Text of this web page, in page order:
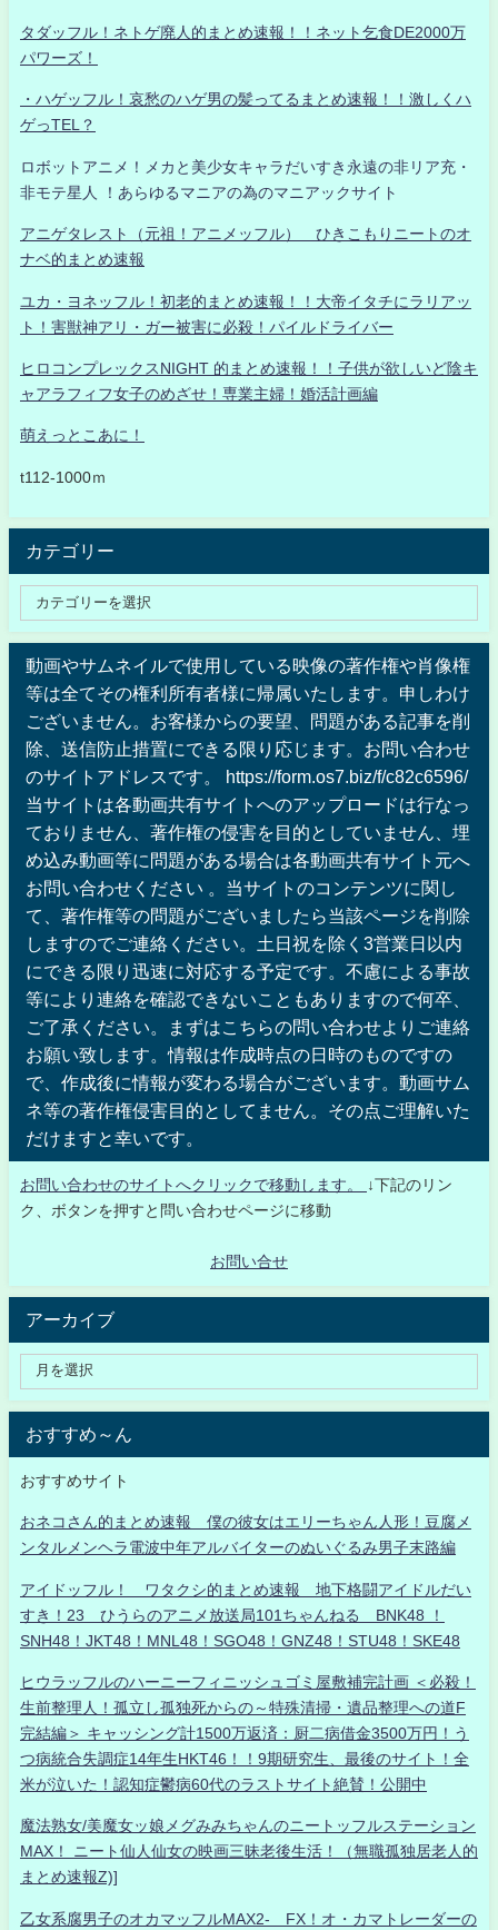
タダッフル！ネトゲ廃人的まとめ速報！！ネット乞食DE2000万
パワーズ！
・ハゲッフル！哀愁のハゲ男の髪ってるまとめ速報！！激しくハ
ゲっTEL？
ロボットアニメ！メカと美少女キャラだいすき永遠の非リア充・
非モテ星人 ！あらゆるマニアの為のマニアックサイト
アニゲタレスト（元祖！アニメッフル） ひきこもりニートのオ
ナベ的まとめ速報
ユカ・ヨネッフル！初老的まとめ速報！！大帝イタチにラリアッ
ト！害獣神アリ・ガー被害に必殺！パイルドライバー
ヒロコンプレックスNIGHT 的まとめ速報！！子供が欲しいど陰キ
ャアラフィフ女子のめざせ！専業主婦！婚活計画編
萌えっとこあに！
t112-1000ｍ
カテゴリー
動画やサムネイルで使用している映像の著作権や肖像権
等は全てその権利所有者様に帰属いたします。申しわけ
ございません。お客様からの要望、問題がある記事を削
除、送信防止措置にできる限り応じます。お問い合わせ
のサイトアドレスです。 https://form.os7.biz/f/c82c6596/
当サイトは各動画共有サイトへのアップロードは行なっ
ておりません、著作権の侵害を目的としていません、埋
め込み動画等に問題がある場合は各動画共有サイト元へ
お問い合わせください 。当サイトのコンテンツに関し
て、著作権等の問題がございましたら当該ページを削除
しますのでご連絡ください。土日祝を除く3営業日以内
にできる限り迅速に対応する予定です。不慮による事故
等により連絡を確認できないこともありますので何卒、
ご了承ください。まずはこちらの問い合わせよりご連絡
お願い致します。情報は作成時点の日時のものですの
で、作成後に情報が変わる場合がございます。動画サム
ネ等の著作権侵害目的としてません。その点ご理解いた
だけますと幸いです。
お問い合わせのサイトへクリックで移動します。
↓下記のリン
ク、ボタンを押すと問い合わせページに移動
お問い合せ
アーカイブ
おすすめ～ん
おすすめサイト
おネコさん的まとめ速報 僕の彼女はエリーちゃん人形！豆腐メ
ンタルメンヘラ電波中年アルバイターのぬいぐるみ男子末路編
アイドッフル！ ワタクシ的まとめ速報 地下格闘アイドルだい
すき！23 ひうらのアニメ放送局101ちゃんねる BNK48 ！
SNH48！JKT48！MNL48！SGO48！GNZ48！STU48！SKE48
ヒウラッフルのハーニーフィニッシュゴミ屋敷補完計画 ＜必殺！
生前整理人！孤立し孤独死からの～特殊清掃・遺品整理への道F
完結編＞ キャッシング計1500万返済：厨二病借金3500万円！う
つ病統合失調症14年生HKT46！！9期研究生、最後のサイト！全
米が泣いた！認知症鬱病60代のラストサイト絶賛！公開中
魔法熟女/美魔女ッ娘メグみみちゃんのニートッフルステーション
MAX！ ニート仙人仙女の映画三昧老後生活！（無職孤独居老人的
まとめ速報Z)]
乙女系腐男子のオカマッフルMAX2- FX！オ・カマトレーダーの